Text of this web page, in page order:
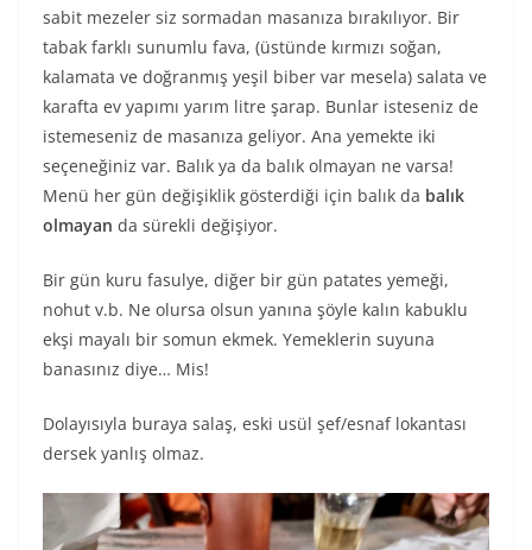
sabit mezeler siz sormadan masanıza bırakılıyor. Bir
tabak farklı sunumlu fava, (üstünde kırmızı soğan,
kalamata ve doğranmış yeşil biber var mesela) salata ve
karafta ev yapımı yarım litre şarap. Bunlar isteseniz de
istemeseniz de masanıza geliyor. Ana yemekte iki
seçeneğiniz var. Balık ya da balık olmayan ne varsa!
Menü her gün değişiklik gösterdiği için balık da balık
olmayan da sürekli değişiyor.
Bir gün kuru fasulye, diğer bir gün patates yemeği,
nohut v.b. Ne olursa olsun yanına şöyle kalın kabuklu
ekşi mayalı bir somun ekmek. Yemeklerin suyuna
banasınız diye… Mis!
Dolayısıyla buraya salaş, eski usül şef/esnaf lokantası
dersek yanlış olmaz.